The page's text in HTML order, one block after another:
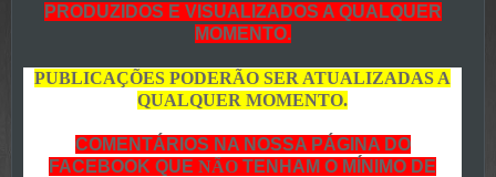
PRODUZIDOS E VISUALIZADOS A QUALQUER
MOMENTO.
PUBLICAÇÕES PODERÃO SER ATUALIZADAS A
QUALQUER MOMENTO.
COMENTÁRIOS NA NOSSA PÁGINA DO
FACEBOOK QUE NÃO TENHAM O MÍNIMO DE